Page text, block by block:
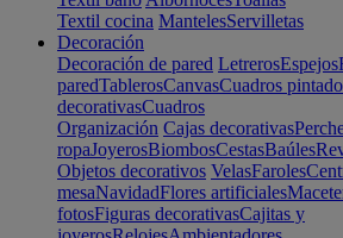
Textil cocina MantelesServilletas
Decoración
Decoración de pared LetrerosEspejos
paredTablerosCanvasCuadros
decorativasCuadros
Organización Cajas decorativas
ropaJoyerosBiombosCestasBaúles
Objetos decorativos VelasFaroles
mesaNavidadFlores artificiales
fotosFiguras decorativasCajitas y